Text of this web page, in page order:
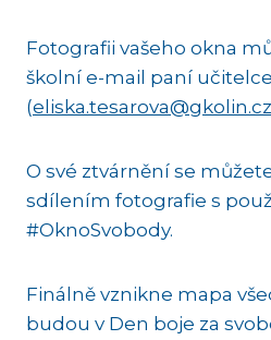
Fotografii vašeho okna
školní e-mail paní
(eliska.tesarova@gkolin.cz
O své ztvárnění se
sdílením fotografie s
#OknoSvobody.
Finálně vznikne mapa
budou v Den boje za